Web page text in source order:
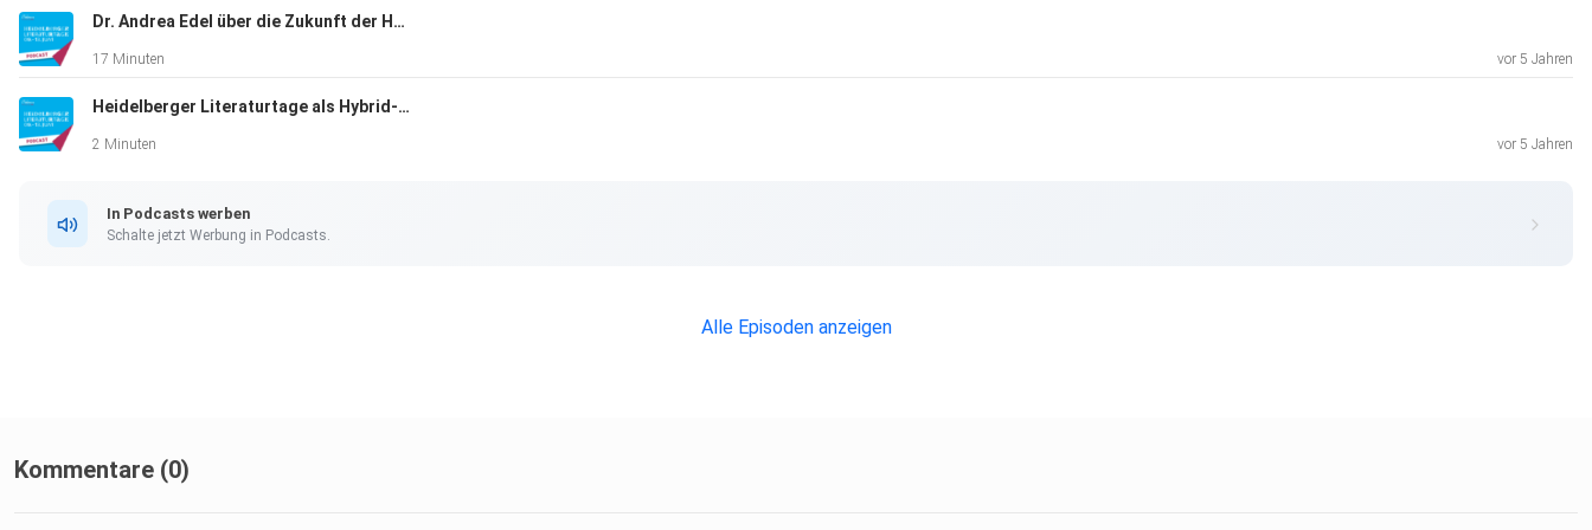
Dr. Andrea Edel über die Zukunft der Heidelberger Literaturtage (2021)
17 Minuten vor 5 Jahren
Heidelberger Literaturtage als Hybrid-Format vom 9. bis 13. Juni 2021
2 Minuten vor 5 Jahren
In Podcasts werben
Schalte jetzt Werbung in Podcasts.
Alle Episoden anzeigen
Kommentare (0)